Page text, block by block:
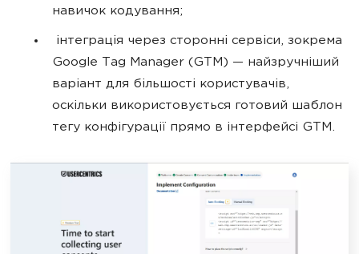
навичок кодування;
інтеграція через сторонні сервіси, зокрема
Google Tag Manager (GTM) — найзручніший
варіант для більшості користувачів,
оскільки використовується готовий шаблон
тегу конфігурації прямо в інтерфейсі GTM.